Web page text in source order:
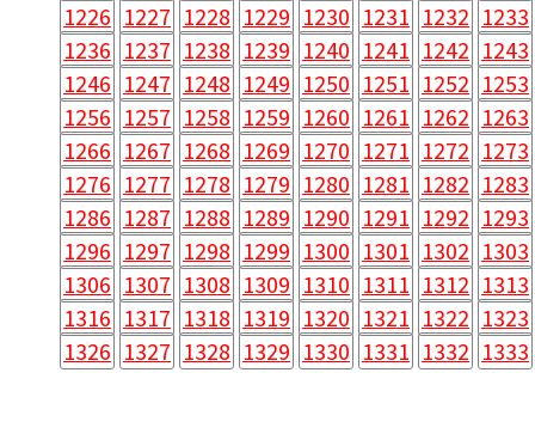
1226 1227 1228 1229 1230 1231 1232 1233
1236 1237 1238 1239 1240 1241 1242 1243
1246 1247 1248 1249 1250 1251 1252 1253
1256 1257 1258 1259 1260 1261 1262 1263
1266 1267 1268 1269 1270 1271 1272 1273
1276 1277 1278 1279 1280 1281 1282 1283
1286 1287 1288 1289 1290 1291 1292 1293
1296 1297 1298 1299 1300 1301 1302 1303
1306 1307 1308 1309 1310 1311 1312 1313
1316 1317 1318 1319 1320 1321 1322 1323
1326 1327 1328 1329 1330 1331 1332 1333